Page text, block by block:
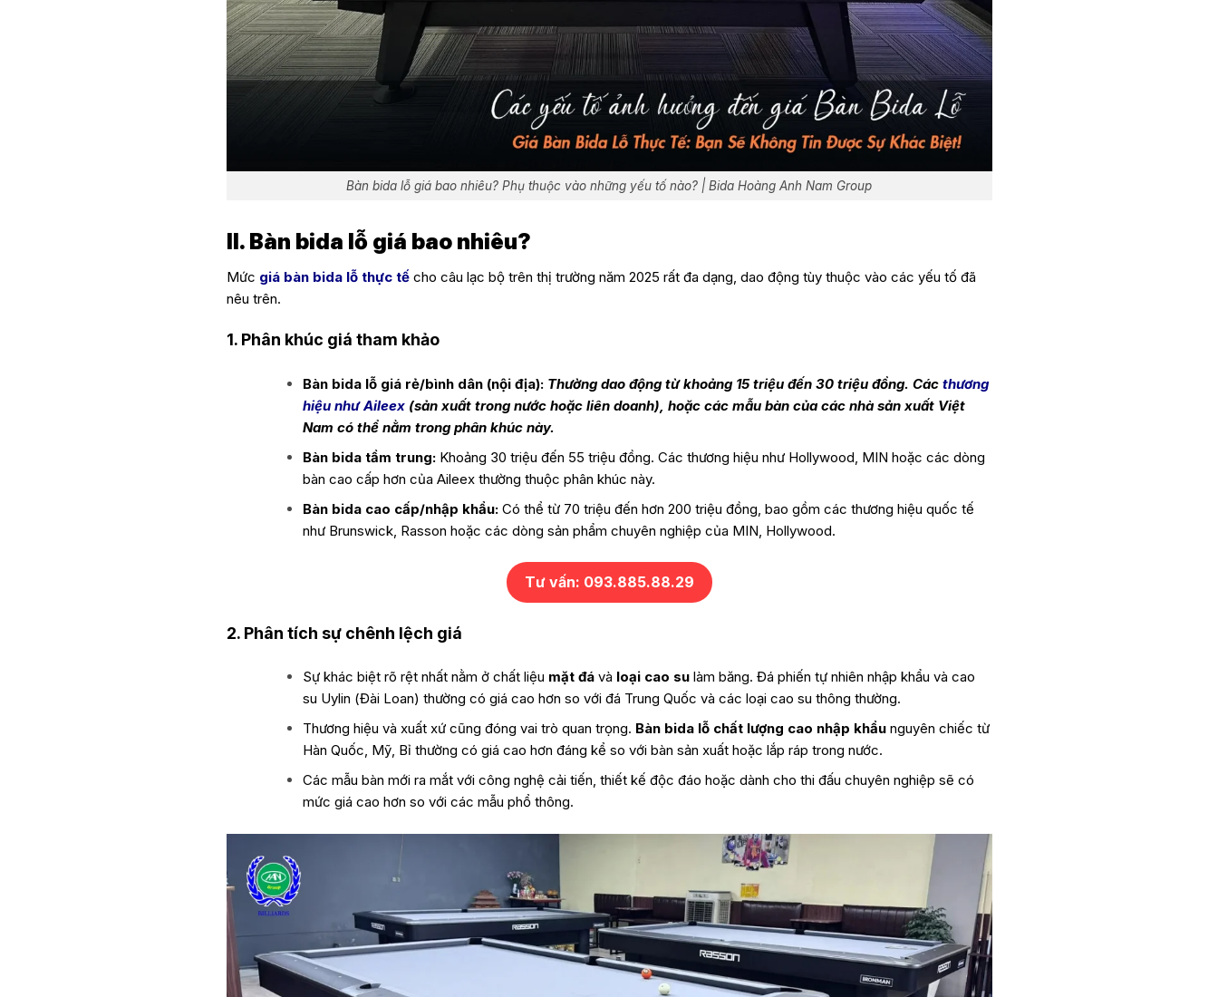
Bàn bida lỗ giá bao nhiêu? Phụ thuộc vào những yếu tố nào? | Bida Hoàng Anh Nam Group
II. Bàn bida lỗ giá bao nhiêu?
Mức giá bàn bida lỗ thực tếcho câu lạc bộ trên thị trường năm 2025 rất đa dạng, dao động tùy thuộc vào các yếu tố đã
nêu trên.
1. Phân khúc giá tham khảo
Bàn bida lỗ giá rẻ/bình dân (nội địa): Thường dao động từ khoảng 15 triệu đến 30 triệu đồng. Các thương
hiệu như Aileex(sản xuất trong nước hoặc liên doanh), hoặc các mẫu bàn của các nhà sản xuất Việt
Nam có thể nằm trong phân khúc này.
Bàn bida tầm trung:Khoảng 30 triệu đến 55 triệu đồng. Các thương hiệu như Hollywood, MIN hoặc các dòng
bàn cao cấp hơn của Aileex thường thuộc phân khúc này.
Bàn bida cao cấp/nhập khẩu:Có thể từ 70 triệu đến hơn 200 triệu đồng, bao gồm các thương hiệu quốc tế
như Brunswick, Rasson hoặc các dòng sản phẩm chuyên nghiệp của MIN, Hollywood.
Tư vấn: 093.885.88.29
2. Phân tích sự chênh lệch giá
Sự khác biệt rõ rệt nhất nằm ở chất liệu mặt đávà loại cao sulàm băng. Đá phiến tự nhiên nhập khẩu và cao
su Uylin (Đài Loan) thường có giá cao hơn so với đá Trung Quốc và các loại cao su thông thường.
Thương hiệu và xuất xứ cũng đóng vai trò quan trọng. Bàn bida lỗ chất lượng cao nhập khẩunguyên chiếc từ
Hàn Quốc, Mỹ, Bỉ thường có giá cao hơn đáng kể so với bàn sản xuất hoặc lắp ráp trong nước.
Các mẫu bàn mới ra mắt với công nghệ cải tiến, thiết kế độc đáo hoặc dành cho thi đấu chuyên nghiệp sẽ có
mức giá cao hơn so với các mẫu phổ thông.